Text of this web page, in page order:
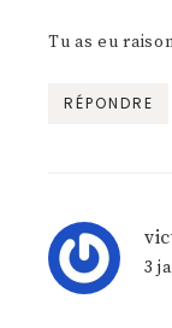
Tu as eu
RÉPONDRE
3